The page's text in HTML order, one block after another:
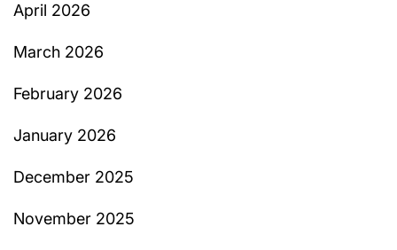
April 2026
March 2026
February 2026
January 2026
December 2025
November 2025